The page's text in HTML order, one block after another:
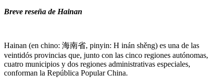
Breve reseña de Hainan
Hainan (en chino: 海南省, pinyin: H inán shěng) es una de las
veintidós provincias que, junto con las cinco regiones autónomas,
cuatro municipios y dos regiones administrativas especiales,
conforman la República Popular China.